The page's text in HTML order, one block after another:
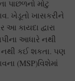
પાછળનો મોટુ
ખેડૂતો ખાસકરીને
કાયદા દ્વારા
આધારે નથી
કઈ શકતા. પણ
(MSP)વિશેમાં